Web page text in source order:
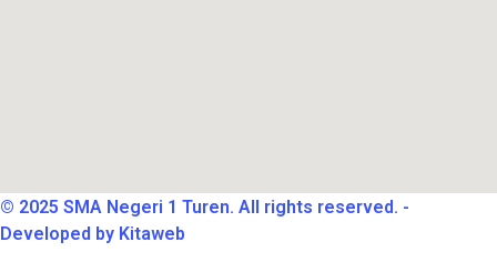
© 2025 SMA Negeri 1 Turen. All rights reserved. -
Developed by Kitaweb